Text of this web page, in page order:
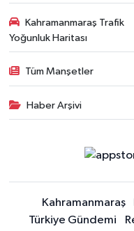
Kahramanmaraş Trafik
Yoğunluk Haritası
Tüm Manşetler
Haber Arşivi
Kahramanmaraş
Türkiye Gündemi